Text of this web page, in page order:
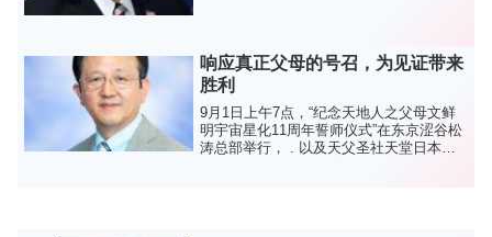
月16日...
响应真正父母的号召，为见证带来
胜利
9月1日上午7点，“纪念天地人之父母文鲜
明宇宙星化11周年誓师仪式”在东京涩谷松
涛总部举行， . 以及天父圣社天堂日本地